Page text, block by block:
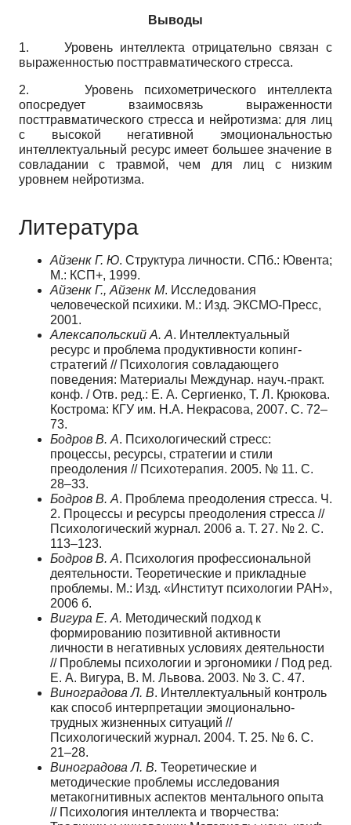
Выводы
1. Уровень интеллекта отрицательно связан с
выраженностью посттравматического стресса.
2. Уровень психометрического интеллекта
опосредует взаимосвязь выраженности
посттравматического стресса и нейротизма: для лиц
с высокой негативной эмоциональностью
интеллектуальный ресурс имеет большее значение в
совладании с травмой, чем для лиц с низким
уровнем нейротизма.
Литература
Айзенк Г. Ю. Структура личности. СПб.: Ювента;
М.: КСП+, 1999.
Айзенк Г., Айзенк М. Исследования
человеческой психики. М.: Изд. ЭКСМО-Пресс,
2001.
Алексапольский А. А. Интеллектуальный
ресурс и проблема продуктивности копинг-
стратегий // Психология совладающего
поведения: Материалы Междунар. науч.-практ.
конф. / Отв. ред.: Е. А. Сергиенко, Т. Л. Крюкова.
Кострома: КГУ им. Н.А. Некрасова, 2007. С. 72–
73.
Бодров В. А. Психологический стресс:
процессы, ресурсы, стратегии и стили
преодоления // Психотерапия. 2005. № 11. С.
28–33.
Бодров В. А. Проблема преодоления стресса. Ч.
2. Процессы и ресурсы преодоления стресса //
Психологический журнал. 2006 a. Т. 27. № 2. С.
113–123.
Бодров В. А. Психология профессиональной
деятельности. Теоретические и прикладные
проблемы. М.: Изд. «Институт психологии РАН»,
2006 б.
Вигура Е. А. Методический подход к
формированию позитивной активности
личности в негативных условиях деятельности
// Проблемы психологии и эргономики / Под ред.
Е. А. Вигура, В. М. Львова. 2003. № 3. С. 47.
Виноградова Л. В. Интеллектуальный контроль
как способ интерпретации эмоционально-
трудных жизненных ситуаций //
Психологический журнал. 2004. Т. 25. № 6. С.
21–28.
Виноградова Л. В. Теоретические и
методические проблемы исследования
метакогнитивных аспектов ментального опыта
// Психология интеллекта и творчества: